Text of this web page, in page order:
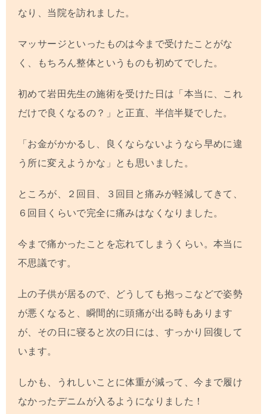
なり、当院を訪れました。
マッサージといったものは今まで受けたことがな
く、もちろん整体というものも初めてでした。
初めて岩田先生の施術を受けた日は「本当に、これ
だけで良くなるの？」と正直、半信半疑でした。
「お金がかかるし、良くならないようなら早めに違
う所に変えようかな」とも思いました。
ところが、２回目、３回目と痛みが軽減してきて、
６回目くらいで完全に痛みはなくなりました。
今まで痛かったことを忘れてしまうくらい。本当に
不思議です。
上の子供が居るので、どうしても抱っこなどで姿勢
が悪くなると、瞬間的に頭痛が出る時もあります
が、その日に寝ると次の日には、すっかり回復して
います。
しかも、うれしいことに体重が減って、今まで履け
なかったデニムが入るようになりました！